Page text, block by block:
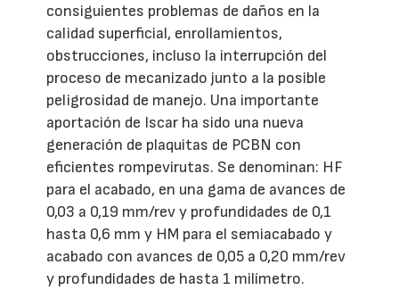
consiguientes problemas de daños en la
calidad superficial, enrollamientos,
obstrucciones, incluso la interrupción del
proceso de mecanizado junto a la posible
peligrosidad de manejo. Una importante
aportación de Iscar ha sido una nueva
generación de plaquitas de PCBN con
eficientes rompevirutas. Se denominan: HF
para el acabado, en una gama de avances de
0,03 a 0,19 mm/rev y profundidades de 0,1
hasta 0,6 mm y HM para el semiacabado y
acabado con avances de 0,05 a 0,20 mm/rev
y profundidades de hasta 1 milímetro.